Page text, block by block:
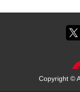
Copyright ©